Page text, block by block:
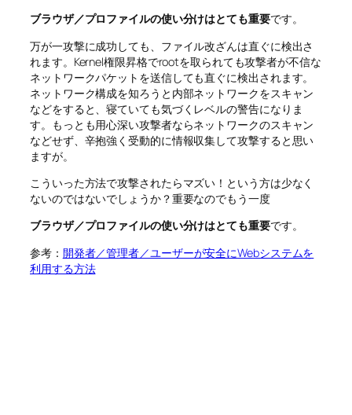
ブラウザ／プロファイルの使い分けはとても重要です。
万が一攻撃に成功しても、ファイル改ざんは直ぐに検出さ
れます。Kernel権限昇格でrootを取られても攻撃者が不信な
ネットワークパケットを送信しても直ぐに検出されます。
ネットワーク構成を知ろうと内部ネットワークをスキャン
などをすると、寝ていても気づくレベルの警告になりま
す。もっとも用心深い攻撃者ならネットワークのスキャン
などせず、辛抱強く受動的に情報収集して攻撃すると思い
ますが。
こういった方法で攻撃されたらマズい！という方は少なく
ないのではないでしょうか？重要なのでもう一度
ブラウザ／プロファイルの使い分けはとても重要です。
参考： 開発者／管理者／ユーザーが安全にWebシステムを
利用する方法